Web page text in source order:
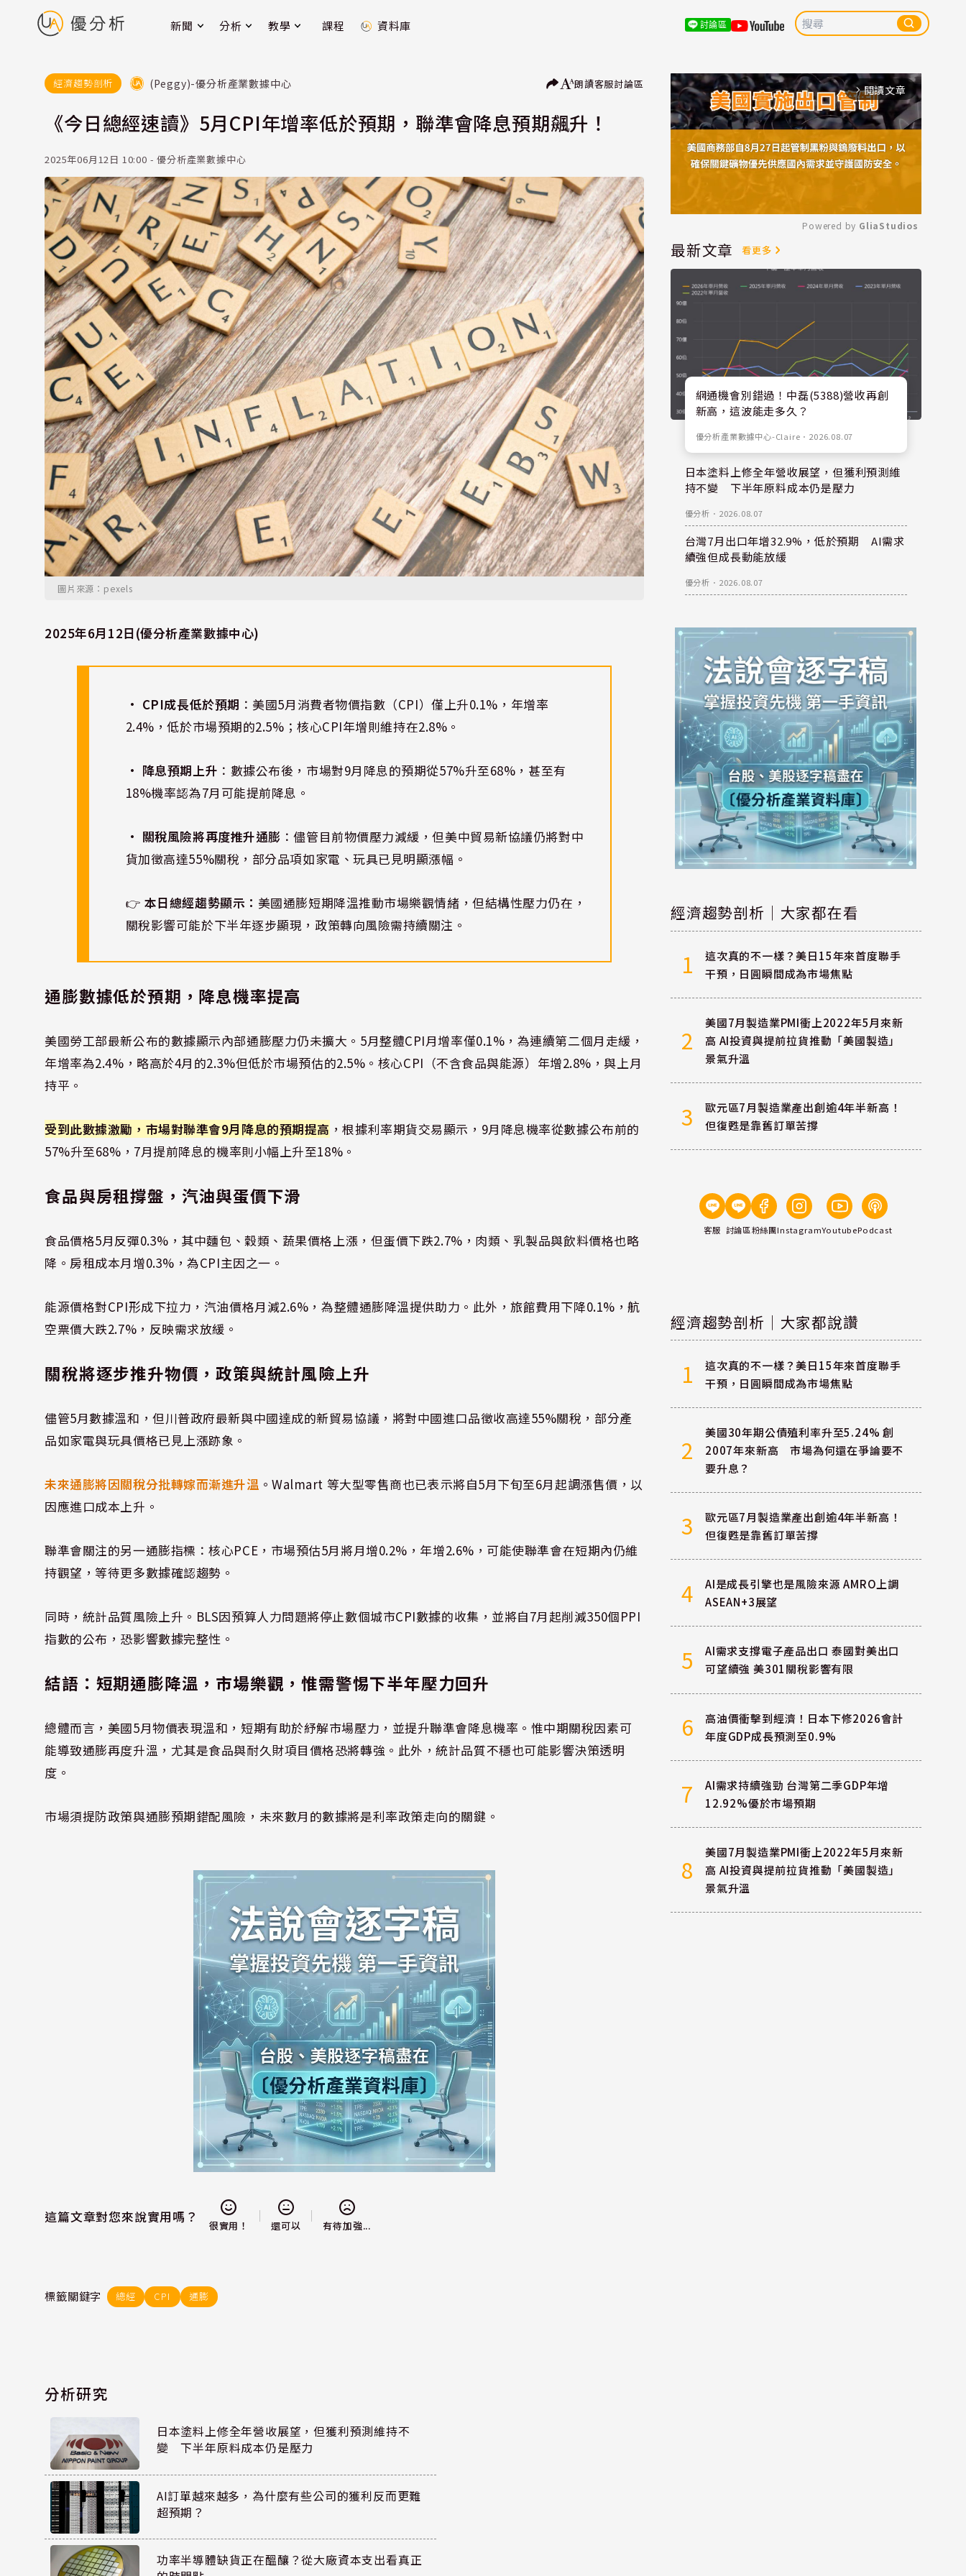
新聞 分析 教學 課程 資料庫 討論區
經濟趨勢剖析 (Peggy)-優分析產業數據中心 朗讀客服討論區
《今日總經速讀》5月CPI年增率低於預期，聯準會降息預期飆升！
2025年06月12日 10:00 - 優分析產業數據中心
圖片來源：pexels
2025年6月12日(優分析產業數據中心)
• CPI成長低於預期 ：美國5月消費者物價指數（CPI）僅上升0.1%，年增率
2.4%，低於市場預期的2.5%；核心CPI年增則維持在2.8%。
• 降息預期上升 ：數據公布後，市場對9月降息的預期從57%升至68%，甚至有
18%機率認為7月可能提前降息。
• 關稅風險將再度推升通膨 ：儘管目前物價壓力減緩，但美中貿易新協議仍將對中
貨加徵高達55%關稅，部分品項如家電、玩具已見明顯漲幅。
👉 本日總經趨勢顯示： 美國通膨短期降溫推動市場樂觀情緒，但結構性壓力仍在，
關稅影響可能於下半年逐步顯現，政策轉向風險需持續關注。
通膨數據低於預期，降息機率提高
美國勞工部最新公布的數據顯示內部通膨壓力仍未擴大。5月整體CPI月增率僅0.1%，為連續第二個月走緩，
年增率為2.4%，略高於4月的2.3%但低於市場預估的2.5%。核心CPI（不含食品與能源）年增2.8%，與上月
持平。
受到此數據激勵，市場對聯準會9月降息的預期提高 ，根據利率期貨交易顯示，9月降息機率從數據公布前的
57%升至68%，7月提前降息的機率則小幅上升至18%。
食品與房租撐盤，汽油與蛋價下滑
食品價格5月反彈0.3%，其中麵包、穀類、蔬果價格上漲，但蛋價下跌2.7%，肉類、乳製品與飲料價格也略
降。房租成本月增0.3%，為CPI主因之一。
能源價格對CPI形成下拉力，汽油價格月減2.6%，為整體通膨降溫提供助力。此外，旅館費用下降0.1%，航
空票價大跌2.7%，反映需求放緩。
關稅將逐步推升物價，政策與統計風險上升
儘管5月數據溫和，但川普政府最新與中國達成的新貿易協議，將對中國進口品徵收高達55%關稅，部分產
品如家電與玩具價格已見上漲跡象。
未來通膨將因關稅分批轉嫁而漸進升溫 。Walmart 等大型零售商也已表示將自5月下旬至6月起調漲售價，以
因應進口成本上升。
聯準會關注的另一通膨指標：核心PCE，市場預估5月將月增0.2%，年增2.6%，可能使聯準會在短期內仍維
持觀望，等待更多數據確認趨勢。
同時，統計品質風險上升。BLS因預算人力問題將停止數個城市CPI數據的收集，並將自7月起削減350個PPI
指數的公布，恐影響數據完整性。
結語：短期通膨降溫，市場樂觀，惟需警惕下半年壓力回升
總體而言，美國5月物價表現溫和，短期有助於紓解市場壓力，並提升聯準會降息機率。惟中期關稅因素可
能導致通膨再度升溫，尤其是食品與耐久財項目價格恐將轉強。此外，統計品質不穩也可能影響決策透明
度。
市場須提防政策與通膨預期錯配風險，未來數月的數據將是利率政策走向的關鍵。
這篇文章對您來說實用嗎？
很實用！ 還可以 有待加強...
標籤關鍵字 總經 CPI 通膨
分析研究
日本塗料上修全年營收展望，但獲利預測維持不
變 下半年原料成本仍是壓力
AI訂單越來越多，為什麼有些公司的獲利反而更難
超預期？
功率半導體缺貨正在醞釀？從大廠資本支出看真正
arrow_forward_ios 閱讀文章
Mute
Powered by GliaStudios
最新文章 看更多
網通機會別錯過！中磊(5388)營收再創
新高，這波能走多久？
優分析產業數據中心-Claire ． 2026.08.07
日本塗料上修全年營收展望，但獲利預測維
持不變 下半年原料成本仍是壓力
優分析 ． 2026.08.07
台灣7月出口年增32.9%，低於預期 AI需求
續強但成長動能放緩
優分析 ． 2026.08.07
經濟趨勢剖析｜大家都在看
1
這次真的不一樣？美日15年來首度聯手
干預，日圓瞬間成為市場焦點
2
美國7月製造業PMI衝上2022年5月來新
高 AI投資與提前拉貨推動「美國製造」
景氣升溫
3
歐元區7月製造業產出創逾4年半新高！
但復甦是靠舊訂單苦撐
客服 討論區粉絲團InstagramYoutubePodcast
經濟趨勢剖析｜大家都說讚
1
這次真的不一樣？美日15年來首度聯手
干預，日圓瞬間成為市場焦點
2
美國30年期公債殖利率升至5.24% 創
2007年來新高 市場為何還在爭論要不
要升息？
3
歐元區7月製造業產出創逾4年半新高！
但復甦是靠舊訂單苦撐
4
AI是成長引擎也是風險來源 AMRO上調
ASEAN+3展望
5
AI需求支撐電子產品出口 泰國對美出口
可望續強 美301關稅影響有限
6
高油價衝擊到經濟！日本下修2026會計
年度GDP成長預測至0.9%
7
AI需求持續強勁 台灣第二季GDP年增
12.92%優於市場預期
8
美國7月製造業PMI衝上2022年5月來新
高 AI投資與提前拉貨推動「美國製造」
景氣升溫